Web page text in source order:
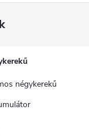
négykerekű